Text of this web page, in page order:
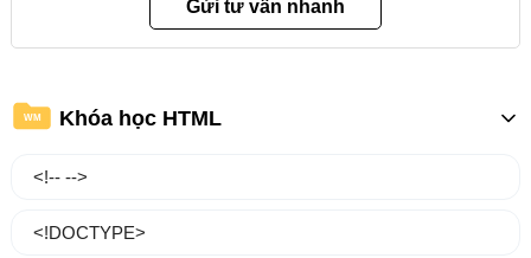
WM Khóa học HTML
<!-- -->
<!DOCTYPE>